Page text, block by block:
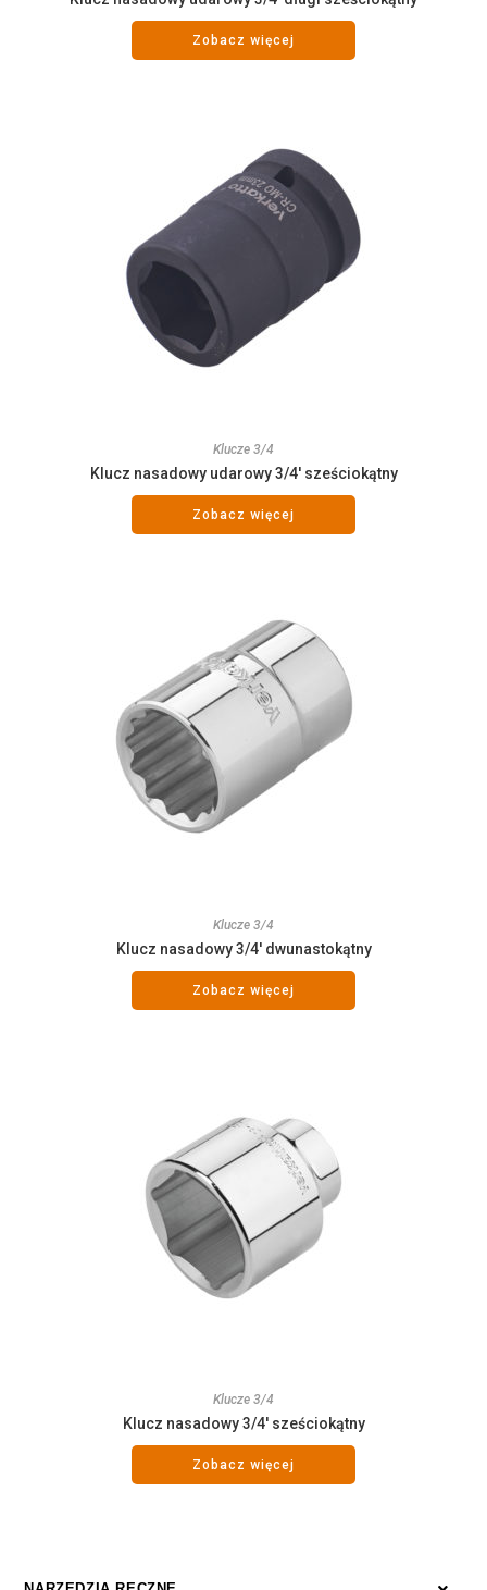
Zobacz więcej
Klucze 3/4
Klucz nasadowy udarowy 3/4′ sześciokątny
Zobacz więcej
Klucze 3/4
Klucz nasadowy 3/4′ dwunastokątny
Zobacz więcej
Klucze 3/4
Klucz nasadowy 3/4′ sześciokątny
Zobacz więcej